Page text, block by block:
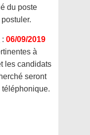
du poste
: 06/09/2019
à
les candidats
seront